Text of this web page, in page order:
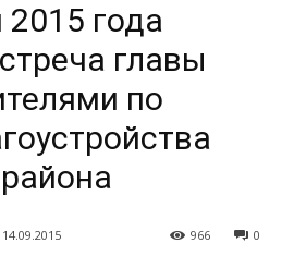
2015 года
главы
по
14.09.2015 0
966